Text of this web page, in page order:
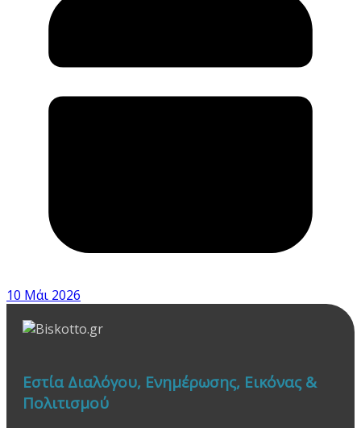
10 Μάι 2026
Εστία Διαλόγου, Ενημέρωσης, Εικόνας &
Πολιτισμού